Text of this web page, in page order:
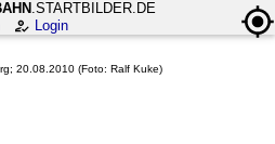
.STARTBILDER.DE
Login
20.08.2010 (Foto: Ralf Kuke)